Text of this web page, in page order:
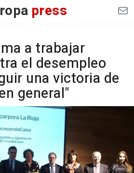
press
a trabajar
el desempleo
una victoria de
general"